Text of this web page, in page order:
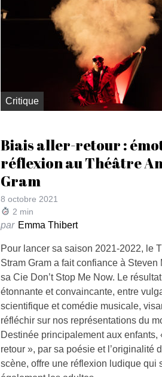
Critique
Biais aller-retour :
réflexion au Théâtre
Gram
8 octobre 2021
2 min
par Emma Thibert
Pour lancer sa saison 2021-2022, le
Stram Gram a fait confiance à Steven
sa Cie Don’t Stop Me Now. Le
étonnante et convaincante, entre
scientifique et comédie musicale,
réfléchir sur nos représentations du
Destinée principalement aux enfants,
retour », par sa poésie et l’originalité
scène, offre une réflexion ludique qui